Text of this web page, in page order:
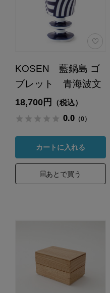
KOSEN 藍鍋島 ゴ
ブレット 青海波文
18,700円 （税込）
0.0（0）
カートに入れる
あとで買う